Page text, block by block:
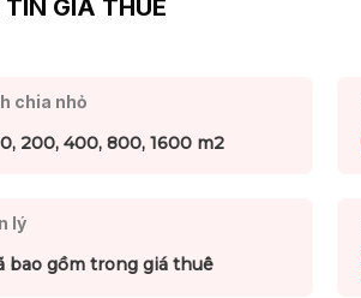
GIÁ THUÊ
chia nhỏ
200, 400, 800, 1600 m2
lý
bao gồm trong giá thuê